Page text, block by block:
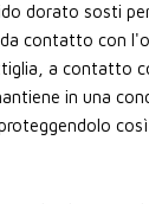
dorato sosti
contatto con
a contatto
in una
così